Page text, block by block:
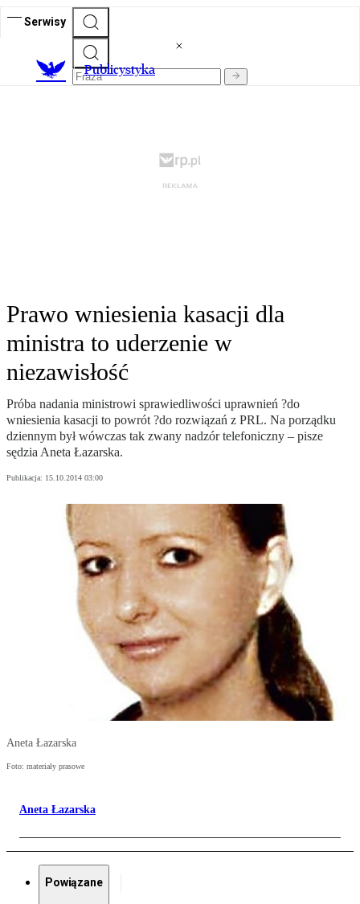
Serwisy
Publicystyka
Prawo wniesienia kasacji dla
ministra to uderzenie w
niezawisłość
Próba nadania ministrowi sprawiedliwości uprawnień ?do
wniesienia kasacji to powrót ?do rozwiązań z PRL. Na porządku
dziennym był wówczas tak zwany nadzór telefoniczny – pisze
sędzia Aneta Łazarska.
Publikacja: 15.10.2014 03:00
Aneta Łazarska
Foto: materiały prasowe
Aneta Łazarska
Powiązane